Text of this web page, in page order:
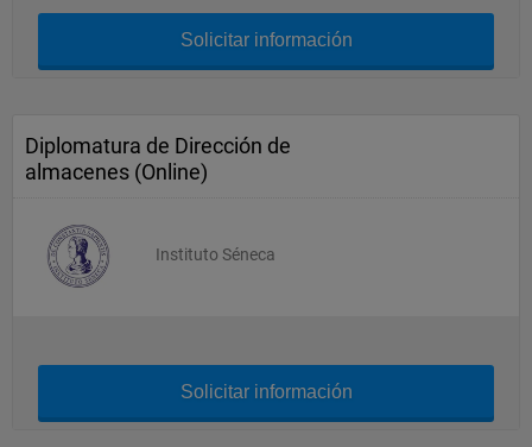
Solicitar información
Diplomatura de Dirección de
almacenes (Online)
Instituto Séneca
Solicitar información